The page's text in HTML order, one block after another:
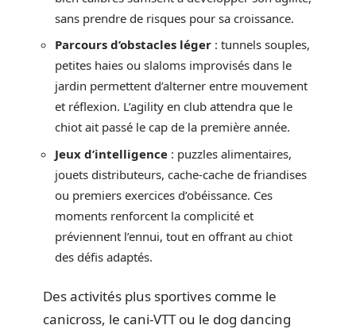
sans prendre de risques pour sa croissance.
Parcours d’obstacles léger : tunnels souples,
petites haies ou slaloms improvisés dans le
jardin permettent d’alterner entre mouvement
et réflexion. L’agility en club attendra que le
chiot ait passé le cap de la première année.
Jeux d’intelligence : puzzles alimentaires,
jouets distributeurs, cache-cache de friandises
ou premiers exercices d’obéissance. Ces
moments renforcent la complicité et
préviennent l’ennui, tout en offrant au chiot
des défis adaptés.
Des activités plus sportives comme le
canicross, le cani-VTT ou le dog dancing